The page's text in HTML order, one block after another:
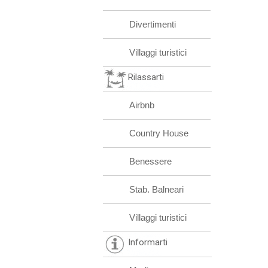
Divertimenti
Villaggi turistici
Rilassarti
Airbnb
Country House
Benessere
Stab. Balneari
Villaggi turistici
Informarti